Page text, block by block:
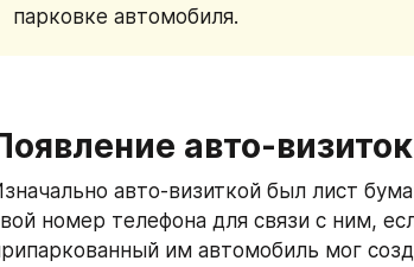
парковке автомобиля.
авто-визиток
авто-визиткой был лист
номер телефона для связи с ним,
им автомобиль мог